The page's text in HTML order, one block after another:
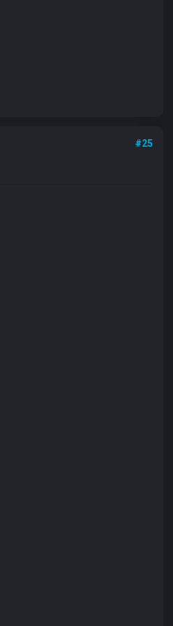
#25